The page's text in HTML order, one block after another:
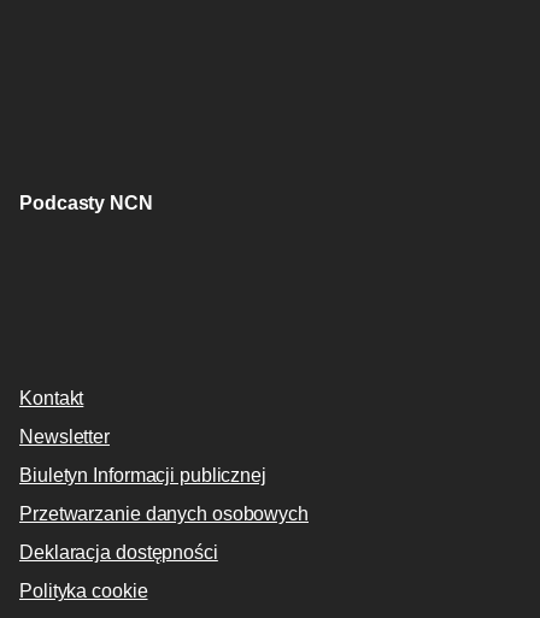
Podcasty NCN
Kontakt
Newsletter
Biuletyn Informacji publicznej
Przetwarzanie danych osobowych
Deklaracja dostępności
Polityka cookie